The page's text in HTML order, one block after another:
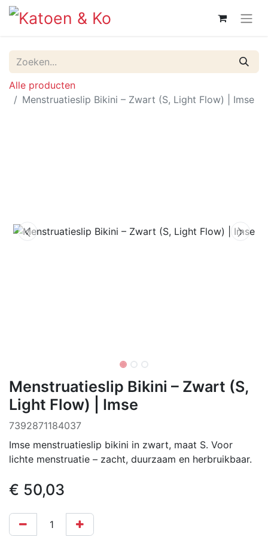
Alle producten
Menstruatieslip Bikini – Zwart (S, Light Flow) | Imse
Menstruatieslip Bikini – Zwart (S,
Light Flow) | Imse
‌7392871184037
Imse menstruatieslip bikini in zwart, maat S. Voor
lichte menstruatie – zacht, duurzaam en herbruikbaar.
€ 50,03